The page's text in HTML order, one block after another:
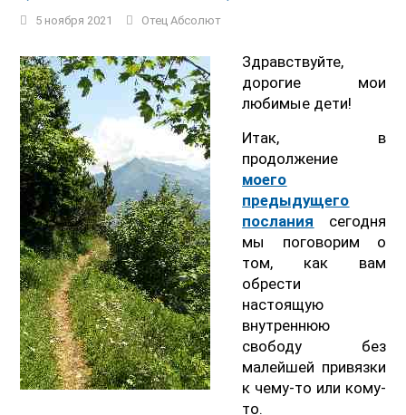
5 ноября 2021 Отец Абсолют
Здравствуйте,
дорогие мои
любимые дети!
Итак, в
продолжение
моего
предыдущего
послания сегодня
мы поговорим о
том, как вам
обрести
настоящую
внутреннюю
свободу без
малейшей привязки
к чему-то или кому-
то.